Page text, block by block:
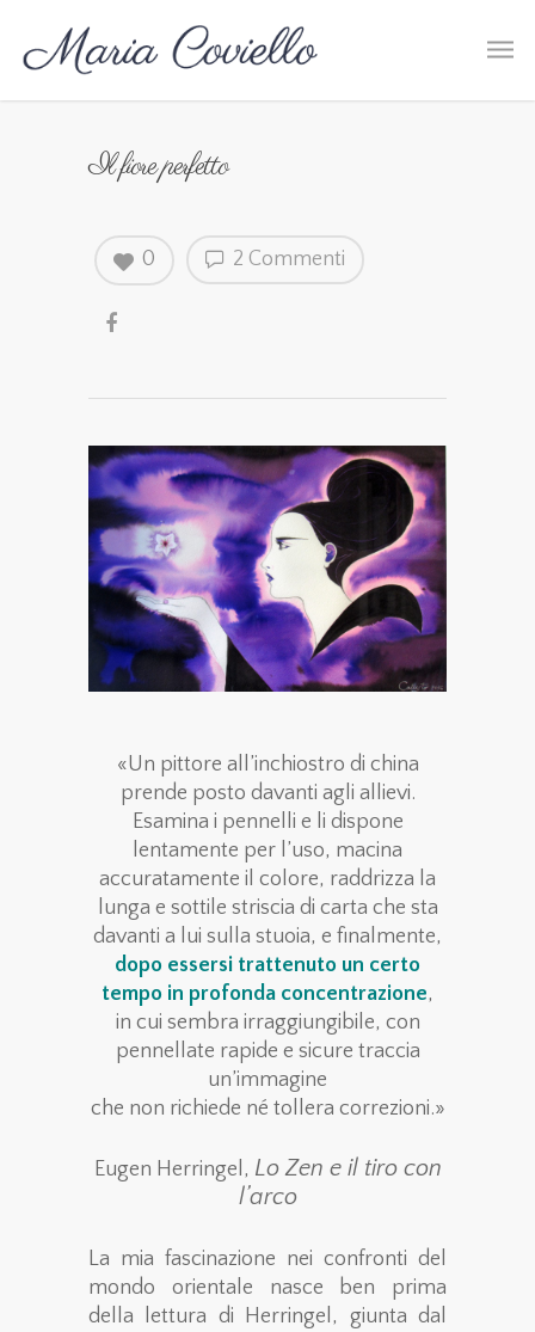
Il fiore perfetto
2 Commenti
0
«Un pittore all’inchiostro di china
prende posto davanti agli allievi.
Esamina i pennelli e li dispone
lentamente per l’uso, macina
accuratamente il colore, raddrizza la
lunga e sottile striscia di carta che sta
davanti a lui sulla stuoia, e finalmente,
dopo essersi trattenuto un certo
tempo in profonda concentrazione,
in cui sembra irraggiungibile, con
pennellate rapide e sicure traccia
un’immagine
che non richiede né tollera correzioni.»
Eugen Herringel, Lo Zen e il tiro con
l’arco
La mia fascinazione nei confronti del
mondo orientale nasce ben prima
della lettura di Herringel, giunta dal